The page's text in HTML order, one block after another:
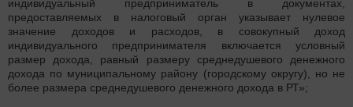
индивидуальный предприниматель в документах,
предоставляемых в налоговый орган указывает нулевое
значение доходов и расходов, в совокупный доход
индивидуального предпринимателя включается условный
размер дохода, равный размеру среднедушевого денежного
дохода по муниципальному району (городскому округу), но не
более размера среднедушевого денежного дохода в РТ»;